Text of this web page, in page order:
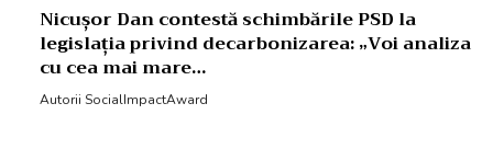
Nicușor Dan contestă schimbările PSD la
legislația privind decarbonizarea: „Voi analiza
cu cea mai mare…
Autorii SocialImpactAward